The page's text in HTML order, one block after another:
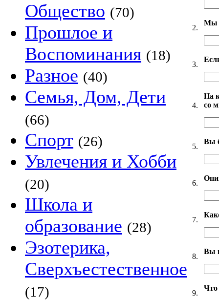
Общество (70)
Прошлое и
Воспоминания (18)
Разное (40)
Семья, Дом, Дети
(66)
Спорт (26)
Увлечения и Хобби
(20)
Школа и
образование (28)
Эзотерика,
Сверхъестественное
(17)
2.
Мы
3.
4.
На
со
5.
Вы
6.
7.
8.
Вы
9.
Что